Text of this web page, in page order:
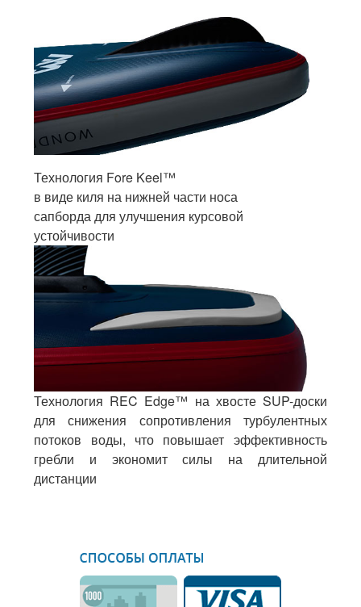
Технология Fore Keel™
в виде киля на нижней части носа
сапборда для улучшения курсовой
устойчивости
Технология REC Edge™ на хвосте SUP-доски
для снижения сопротивления турбулентных
потоков воды, что повышает эффективность
гребли и экономит силы на длительной
дистанции